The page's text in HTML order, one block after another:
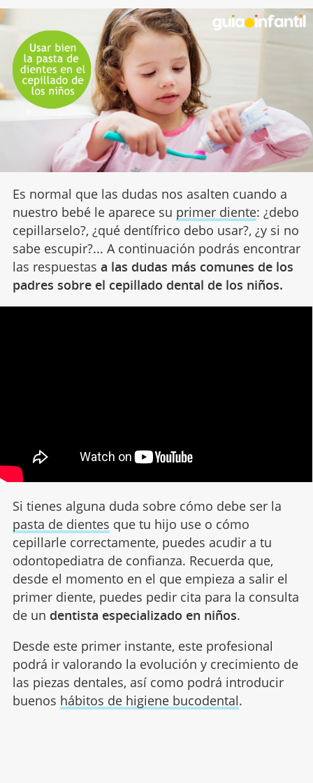
Es normal que las dudas nos asalten cuando a
nuestro bebé le aparece su primer diente: ¿debo
cepillarselo?, ¿qué dentífrico debo usar?, ¿y si no
sabe escupir?... A continuación podrás encontrar
las respuestas a las dudas más comunes de los
padres sobre el cepillado dental de los niños.
Si tienes alguna duda sobre cómo debe ser la
pasta de dientes que tu hijo use o cómo
cepillarle correctamente, puedes acudir a tu
odontopediatra de confianza. Recuerda que,
desde el momento en el que empieza a salir el
primer diente, puedes pedir cita para la consulta
de un dentista especializado en niños.
Desde este primer instante, este profesional
podrá ir valorando la evolución y crecimiento de
las piezas dentales, así como podrá introducir
buenos hábitos de higiene bucodental.